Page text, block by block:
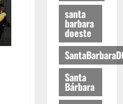
santa
barbara
doeste
Santa
Bárbara